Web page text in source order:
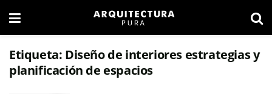
Etiqueta: Diseño de interiores estrategias y
planificación de espacios